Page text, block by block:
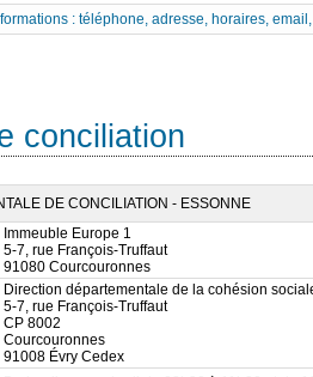
: téléphone, adresse, horaires,
conciliation
DE CONCILIATION - ESSONNE
Immeuble Europe 1
5-7, rue François-Truffaut
91080 Courcouronnes
Direction départementale de la cohésion
5-7, rue François-Truffaut
CP 8002
Courcouronnes
91008 Évry Cedex